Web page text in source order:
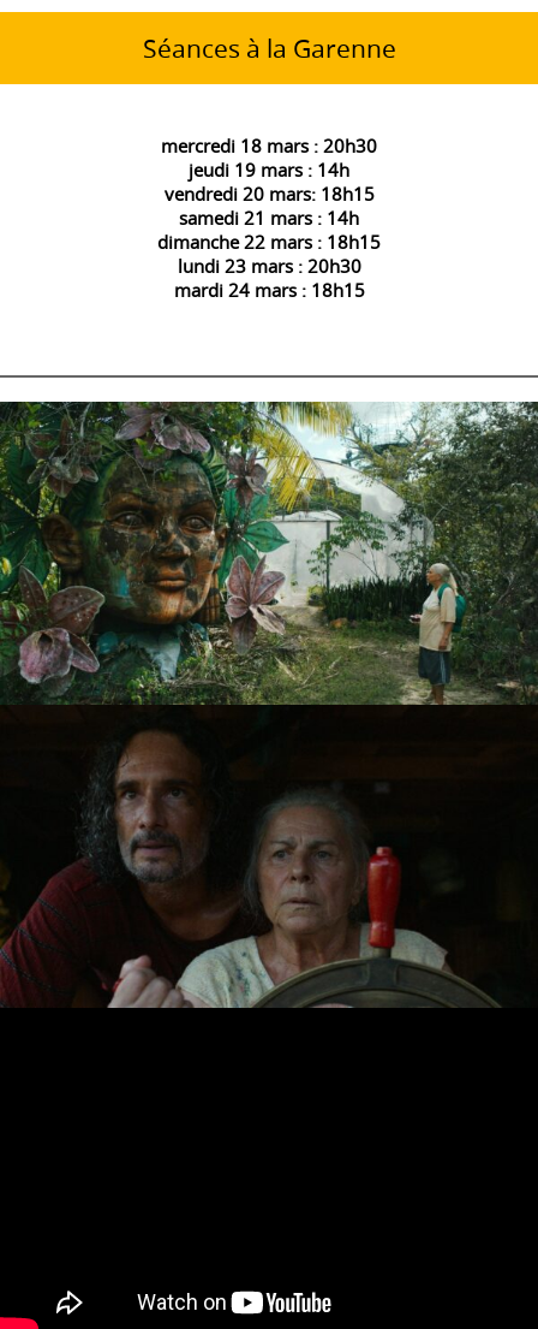
Séances à la Garenne
mercredi 18 mars : 20h30
jeudi 19 mars : 14h
vendredi 20 mars: 18h15
samedi 21 mars : 14h
dimanche 22 mars : 18h15
lundi 23 mars : 20h30
mardi 24 mars : 18h15